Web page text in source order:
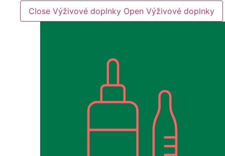
Close Výživové doplnky Open Výživové doplnky